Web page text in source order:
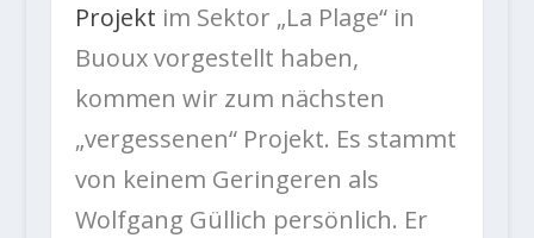
Projekt im Sektor „La Plage“ in
Buoux vorgestellt haben,
kommen wir zum nächsten
„vergessenen“ Projekt. Es stammt
von keinem Geringeren als
Wolfgang Güllich persönlich. Er